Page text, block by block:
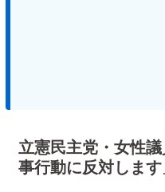
立憲民主党・女性
事行動に反対します